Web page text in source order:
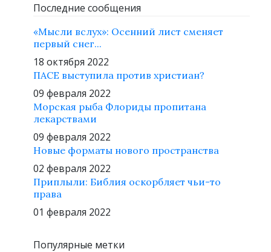
Последние сообщения
«Мысли вслух»: Осенний лист сменяет
первый снег...
18 октября 2022
ПАСЕ выступила против христиан?
09 февраля 2022
Морская рыба Флориды пропитана
лекарствами
09 февраля 2022
Новые форматы нового пространства
02 февраля 2022
Приплыли: Библия оскорбляет чьи-то
права
01 февраля 2022
Популярные метки